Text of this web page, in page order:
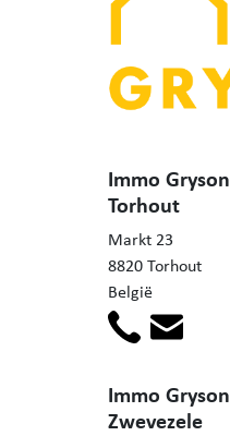
Immo Gryson
Torhout
Markt 23
8820 Torhout
België
Immo Gryson
Zwevezele